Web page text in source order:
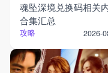
魂坠深境兑换码相关
合集汇总
攻略 2026-